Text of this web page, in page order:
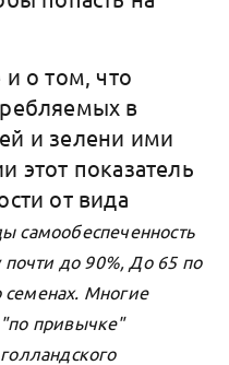
и о том, что
в
и зелени ими
этот показатель
от вида
самообеспеченность
до 90%, До 65 по
семенах. Многие
привычке"